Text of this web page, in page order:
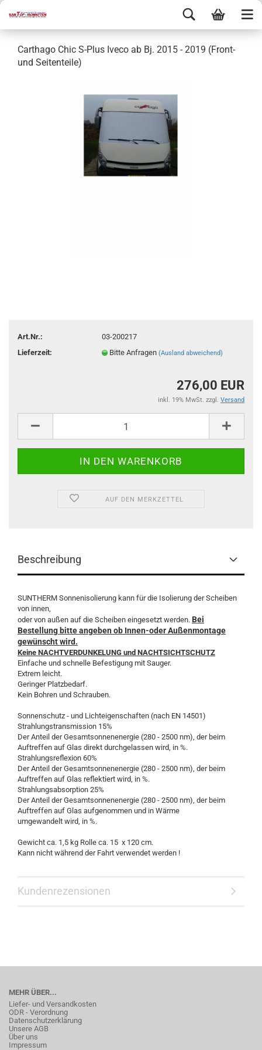
Carthago Chic S-Plus Iveco ab Bj. 2015 - 2019 (Front-
und Seitenteile)
Art.Nr.:
03-200217
Lieferzeit:
Bitte Anfragen(Ausland abweichend)
276,00 EUR
inkl. 19% MwSt. zzgl. Versand
AUF DEN MERKZETTEL
Beschreibung
SUNTHERM Sonnenisolierung kann für die Isolierung der Scheiben
von innen,
oder von außen auf die Scheiben eingesetzt werden. Bei
Bestellung bitte angeben ob Innen-oder Außenmontage
gewünscht wird.
Keine NACHTVERDUNKELUNG und NACHTSICHTSCHUTZ
Einfache und schnelle Befestigung mit Sauger.
Extrem leicht.
Geringer Platzbedarf.
Kein Bohren und Schrauben.
Sonnenschutz - und Lichteigenschaften (nach EN 14501)
Strahlungstransmission 15%
Der Anteil der Gesamtsonnenenergie (280 - 2500 nm), der beim
Auftreffen auf Glas direkt durchgelassen wird, in %.
Strahlungsreflexion 60%
Der Anteil der Gesamtsonnenenergie (280 - 2500 nm), der beim
Auftreffen auf Glas reflektiert wird, in %.
Strahlungsabsorption 25%
Der Anteil der Gesamtsonnenenergie (280 - 2500 nm), der beim
Auftreffen auf Glas aufgenommen und in Wärme
umgewandelt wird, in %.
Gewicht ca. 1,5 kg Rolle ca. 15 x 120 cm.
Kann nicht während der Fahrt verwendet werden !
Kundenrezensionen
MEHR ÜBER...
Liefer- und Versandkosten
ODR - Verordnung
Datenschutzerklärung
Unsere AGB
Über uns
Impressum